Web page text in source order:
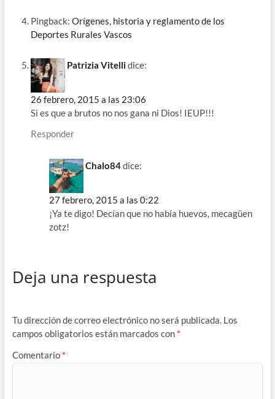
Pingback: Orígenes, historia y reglamento de los
Deportes Rurales Vascos
Patrizia Vitellidice:
26 febrero, 2015 a las 23:06
Si es que a brutos no nos gana ni Dios! IEUP!!!
Responder
Chalo84dice:
27 febrero, 2015 a las 0:22
¡Ya te digo! Decían que no había huevos, mecagüen
zotz!
Deja una respuesta
Tu dirección de correo electrónico no será publicada. Los
campos obligatorios están marcados con *
Comentario *